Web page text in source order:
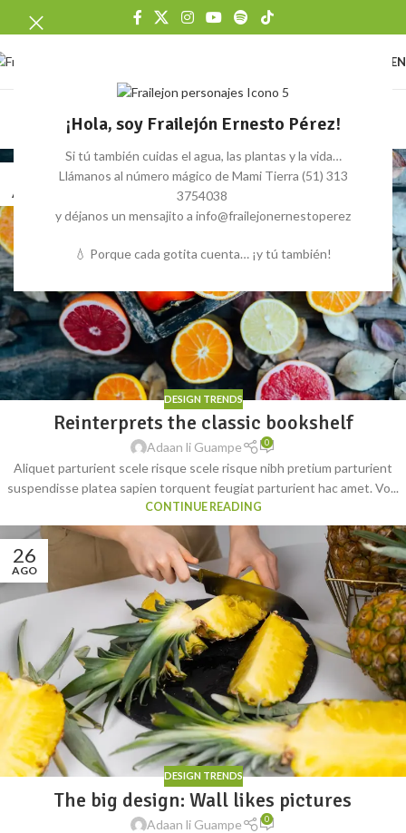
¡Hola, soy Frailejón Ernesto Pérez!
Si tú también cuidas el agua, las plantas y la vida…
Llámanos al número mágico de Mami Tierra (51) 313
3754038
y déjanos un mensajito a info@frailejonernestoperez
💧 Porque cada gotita cuenta… ¡y tú también!
Design trends
Archive by Category "Design trends"
AGO
DESIGN TRENDS
Reinterprets the classic bookshelf
Adaan li Guampe 0
Aliquet parturient scele risque scele risque nibh pretium parturient
suspendisse platea sapien torquent feugiat parturient hac amet. Vo...
CONTINUE READING
26
AGO
DESIGN TRENDS
The big design: Wall likes pictures
Adaan li Guampe 0